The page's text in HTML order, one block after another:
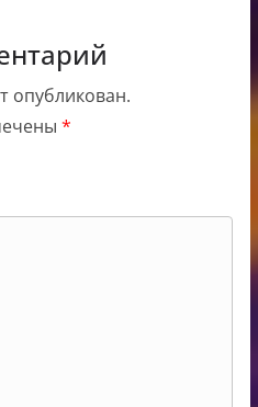
опубликован.
*